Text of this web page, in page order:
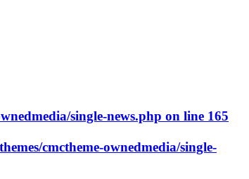
single-news.php on line 165
cmctheme-ownedmedia/single-